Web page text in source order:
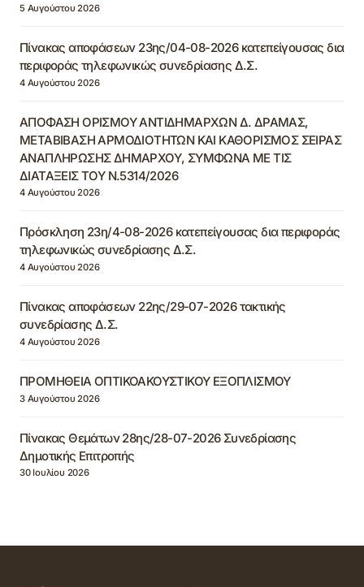
5 Αυγούστου 2026
Πίνακας αποφάσεων 23ης/04-08-2026 κατεπείγουσας δια
περιφοράς τηλεφωνικώς συνεδρίασης Δ.Σ.
4 Αυγούστου 2026
ΑΠΟΦΑΣΗ ΟΡΙΣΜΟΥ ΑΝΤΙΔΗΜΑΡΧΩΝ Δ. ΔΡΑΜΑΣ,
ΜΕΤΑΒΙΒΑΣΗ ΑΡΜΟΔΙΟΤΗΤΩΝ ΚΑΙ ΚΑΘΟΡΙΣΜΟΣ ΣΕΙΡΑΣ
ΑΝΑΠΛΗΡΩΣΗΣ ΔΗΜΑΡΧΟΥ, ΣΥΜΦΩΝΑ ΜΕ ΤΙΣ
ΔΙΑΤΑΞΕΙΣ ΤΟΥ Ν.5314/2026
4 Αυγούστου 2026
Πρόσκληση 23η/4-08-2026 κατεπείγουσας δια περιφοράς
τηλεφωνικώς συνεδρίασης Δ.Σ.
4 Αυγούστου 2026
Πίνακας αποφάσεων 22ης/29-07-2026 τακτικής
συνεδρίασης Δ.Σ.
4 Αυγούστου 2026
ΠΡΟΜΗΘΕΙΑ ΟΠΤΙΚΟΑΚΟΥΣΤΙΚΟΥ ΕΞΟΠΛΙΣΜΟΥ
3 Αυγούστου 2026
Πίνακας Θεμάτων 28ης/28-07-2026 Συνεδρίασης
Δημοτικής Επιτροπής
30 Ιουλίου 2026